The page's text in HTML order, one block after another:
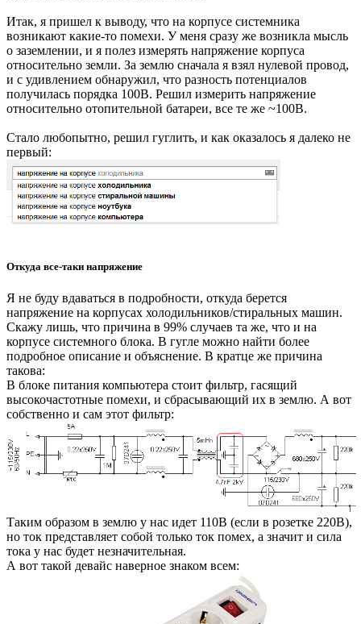
Итак, я пришел к выводу, что на корпусе системника
возникают какие-то помехи. У меня сразу же возникла мысль
о заземлении, и я полез измерять напряжение корпуса
относительно земли. За землю сначала я взял нулевой провод,
и с удивлением обнаружил, что разность потенциалов
получилась порядка 100В. Решил измерить напряжение
относительно отопительной батареи, все те же ~100В.
Стало любопытно, решил гуглить, и как оказалось я далеко не
первый:
Откуда все-таки напряжение
Я не буду вдаваться в подробности, откуда берется
напряжение на корпусах холодильников/стиральных машин.
Скажу лишь, что причина в 99% случаев та же, что и на
корпусе системного блока. В гугле можно найти более
подробное описание и объяснение. В кратце же причина
такова:
В блоке питания компьютера стоит фильтр, гасящий
высокочастотные помехи, и сбрасывающий их в землю. А вот
собственно и сам этот фильтр:
Таким образом в землю у нас идет 110В (если в розетке 220В),
но ток представляет собой только ток помех, а значит и сила
тока у нас будет незначительная.
А вот такой девайс наверное знаком всем: